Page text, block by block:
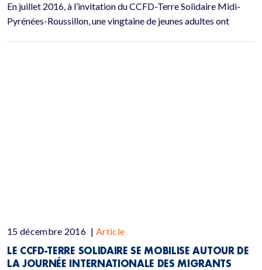
En juillet 2016, à l’invitation du CCFD-Terre Solidaire Midi-
Pyrénées-Roussillon, une vingtaine de jeunes adultes ont
15 décembre 2016 | Article
LE CCFD-TERRE SOLIDAIRE SE MOBILISE AUTOUR DE
LA JOURNÉE INTERNATIONALE DES MIGRANTS